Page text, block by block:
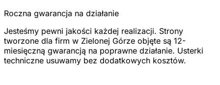
Roczna gwarancja na działanie
Jesteśmy pewni jakości każdej realizacji. Strony
tworzone dla firm w Zielonej Górze objęte są 12-
miesięczną gwarancją na poprawne działanie. Usterki
techniczne usuwamy bez dodatkowych kosztów.